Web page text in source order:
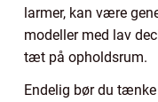
larmer, kan være
modeller med lav
tæt på opholdsrum.
Endelig bør du